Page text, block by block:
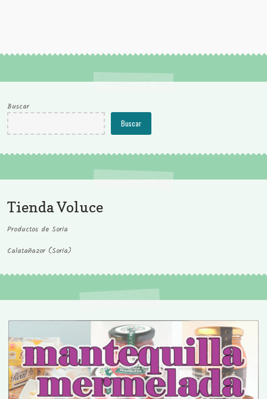
Buscar
Buscar
Tienda Voluce
Productos de Soria
Calatañazor (Soria)